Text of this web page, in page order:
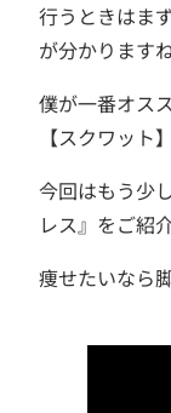
行うときはま
が分かります
僕が一番オス
【スクワット
今回はもう少
レス』をご紹
痩せたいなら